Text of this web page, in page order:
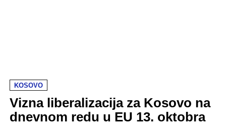
KOSOVO
Vizna liberalizacija za Kosovo na
dnevnom redu u EU 13. oktobra